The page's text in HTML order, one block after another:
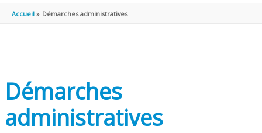
PRINCIPAL
Accueil Démarches administratives
Démarches
administratives